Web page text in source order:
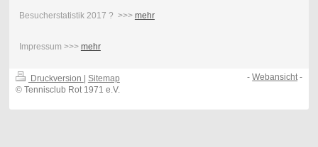
Besucherstatistik 2017 ? >>> mehr
Impressum >>> mehr
Druckversion
Sitemap
© Tennisclub Rot 1971 e.V.
-Webansicht-